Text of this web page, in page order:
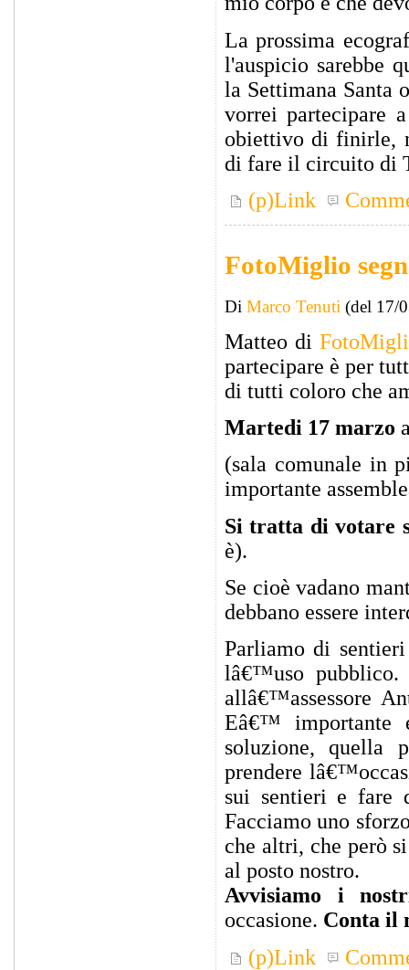
La prossima
l'auspicio sarebbe
la Settimana Santa
vorrei partecipare
obiettivo di finirle,
di fare il circuito di
(p)Link
FotoMiglio
Di Marco Tenuti (del 17/
Matteo di
partecipare è per
di tutti coloro che
Martedi 17 marzo
(sala comunale in
importante
Si tratta di votare
è).
Se cioè vadano
debbano essere
Parliamo di
lâ€™uso pubblico.
allâ€™assessore
Eâ€™ importante
soluzione, quella
prendere
sui sentieri e fare
Facciamo uno
che altri, che però
al posto nostro.
Avvisiamo i
occasione. Conta il
(p)Link